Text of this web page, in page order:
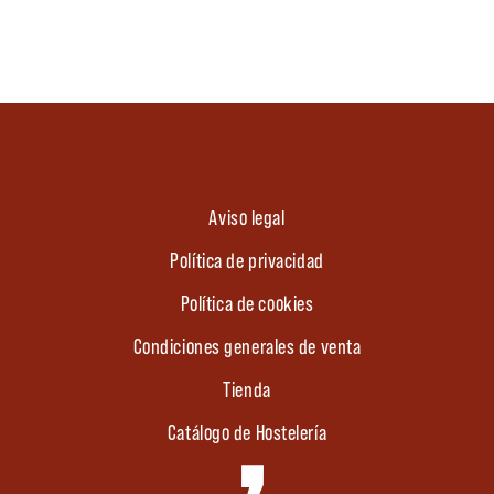
Aviso legal
Política de privacidad
Política de cookies
Condiciones generales de venta
Tienda
Catálogo de Hostelería